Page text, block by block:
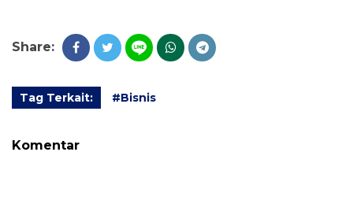
Share:
Tag Terkait: #Bisnis
Komentar